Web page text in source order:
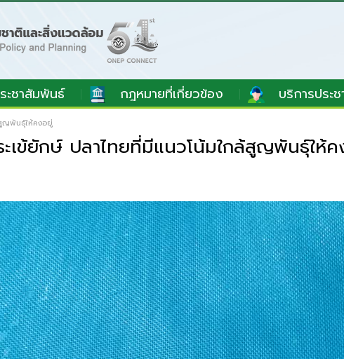
ะชาสัมพันธ์ กฎหมายที่เกี่ยวข้อง บริการประ
ญพันธุ์ให้คงอยู่
ข้ยักษ์ ปลาไทยที่มีแนวโน้มใกล้สูญพันธุ์ให้